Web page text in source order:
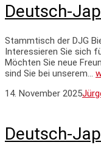
Deutsch-
Stammtisch der DJG
Interessieren Sie sich
Möchten Sie neue
sind Sie bei unserem…
14. November 2025
Deutsch-